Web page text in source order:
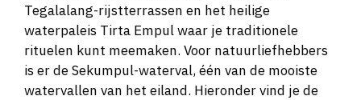
Tegalalang-rijstterrassen en het heilige
waterpaleis Tirta Empul waar je traditionele
rituelen kunt meemaken. Voor natuurliefhebbers
is er de Sekumpul-waterval, één van de mooiste
watervallen van het eiland. Hieronder vind je de